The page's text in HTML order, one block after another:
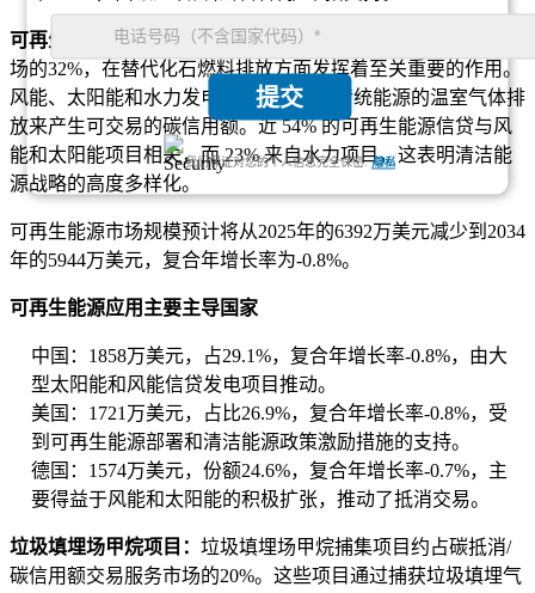
提交
我们保证对您的个人信息完全保密.隐私
可再生能源：可再生能源项目约占碳抵消/碳信用交易服务市
场的32%，在替代化石燃料排放方面发挥着至关重要的作用。
风能、太阳能和水力发电项目通过减少传统能源的温室气体排
放来产生可交易的碳信用额。近 54% 的可再生能源信贷与风
能和太阳能项目相关，而 23% 来自水力项目，这表明清洁能
源战略的高度多样化。
可再生能源市场规模预计将从2025年的6392万美元减少到2034
年的5944万美元，复合年增长率为-0.8%。
可再生能源应用主要主导国家
中国：1858万美元，占29.1%，复合年增长率-0.8%，由大
型太阳能和风能信贷发电项目推动。
美国：1721万美元，占比26.9%，复合年增长率-0.8%，受
到可再生能源部署和清洁能源政策激励措施的支持。
德国：1574万美元，份额24.6%，复合年增长率-0.7%，主
要得益于风能和太阳能的积极扩张，推动了抵消交易。
垃圾填埋场甲烷项目： 垃圾填埋场甲烷捕集项目约占碳抵消/
碳信用额交易服务市场的20%。这些项目通过捕获垃圾填埋气